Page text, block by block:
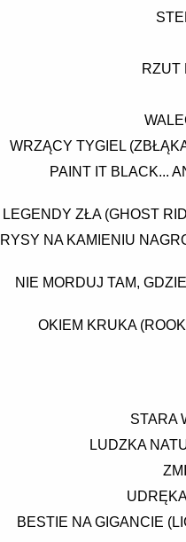
RZUT
WRZĄCY TYGIEL
PAINT IT BLACK...
LEGENDY ZŁA (GHOST
RYSY NA KAMIENIU
NIE MORDUJ TAM,
OKIEM KRUKA
STARA
LUDZKA
BESTIE NA GIGANCIE